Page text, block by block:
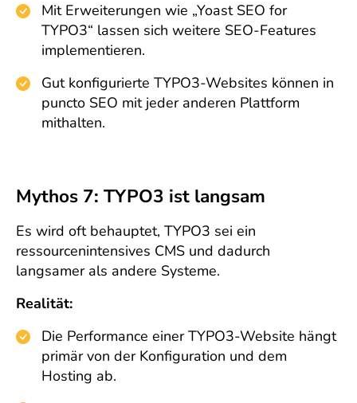
Mit Erweiterungen wie „Yoast SEO for
TYPO3“ lassen sich weitere SEO-Features
implementieren.
Gut konfigurierte TYPO3-Websites können in
puncto SEO mit jeder anderen Plattform
mithalten.
Mythos 7: TYPO3 ist langsam
Es wird oft behauptet, TYPO3 sei ein
ressourcenintensives CMS und dadurch
langsamer als andere Systeme.
Realität:
Die Performance einer TYPO3-Website hängt
primär von der Konfiguration und dem
Hosting ab.